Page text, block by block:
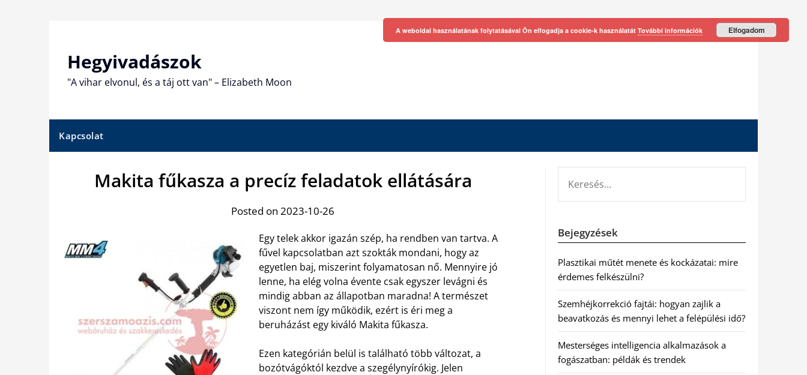
Hegyivadászok
"A vihar elvonul, és a táj ott van" – Elizabeth Moon
Kapcsolat
Makita fűkasza a precíz feladatok ellátására
Posted on 2023-10-26
Egy telek akkor igazán szép, ha rendben van tartva. A
fűvel kapcsolatban azt szokták mondani, hogy az
egyetlen baj, miszerint folyamatosan nő. Mennyire jó
lenne, ha elég volna évente csak egyszer levágni és
mindig abban az állapotban maradna! A természet
viszont nem így működik, ezért is éri meg a
beruházást egy kiváló Makita fűkasza.
Ezen kategórián belül is található több változat, a
bozótvágóktól kezdve a szegélynyírókig. Jelen
Bejegyzések
Plasztikai műtét menete és kockázatai: mire
érdemes felkészülni?
Szemhéjkorrekció fajtái: hogyan zajlik a
beavatkozás és mennyi lehet a felépülési idő?
Mesterséges intelligencia alkalmazások a
fogászatban: példák és trendek
A weboldal használatának folytatásával Ön elfogadja a cookie-k használatát További információk Elfogadom